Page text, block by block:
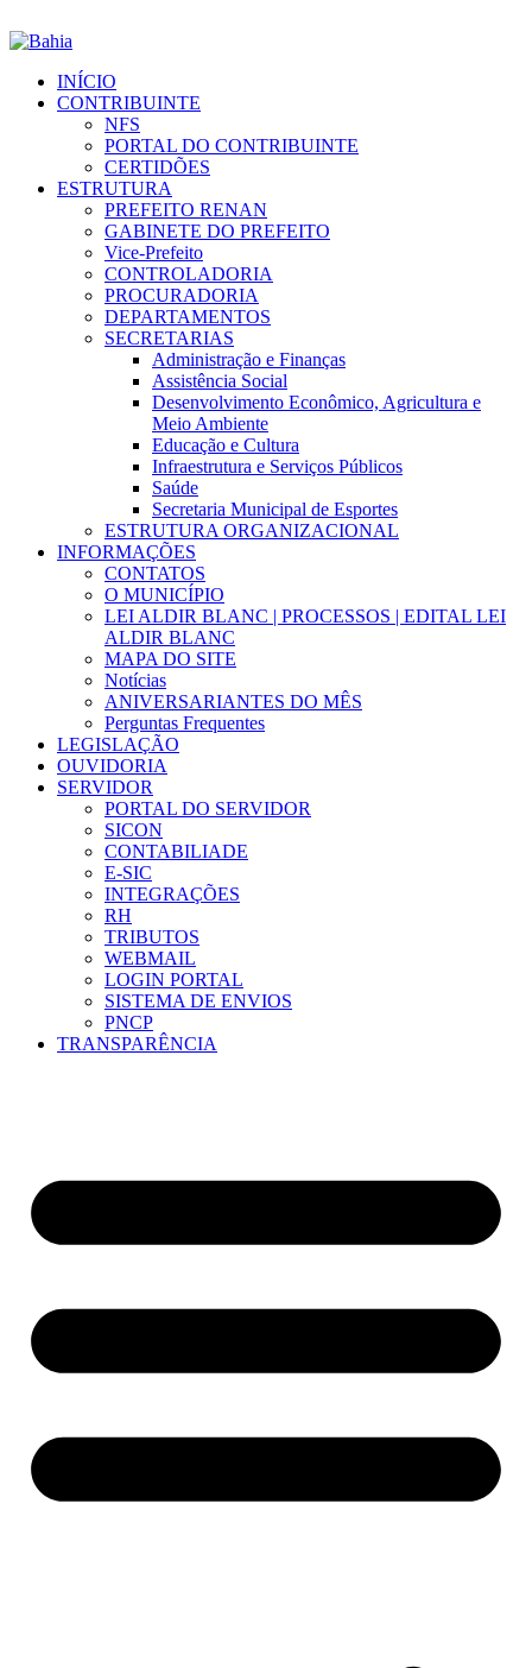
INÍCIO
CONTRIBUINTE
NFS
PORTAL DO CONTRIBUINTE
CERTIDÕES
ESTRUTURA
PREFEITO RENAN
GABINETE DO PREFEITO
Vice-Prefeito
CONTROLADORIA
PROCURADORIA
DEPARTAMENTOS
SECRETARIAS
Administração e Finanças
Assistência Social
Desenvolvimento Econômico, Agricultura e
Meio Ambiente
Educação e Cultura
Infraestrutura e Serviços Públicos
Saúde
Secretaria Municipal de Esportes
ESTRUTURA ORGANIZACIONAL
INFORMAÇÕES
CONTATOS
O MUNICÍPIO
LEI ALDIR BLANC | PROCESSOS | EDITAL LEI
ALDIR BLANC
MAPA DO SITE
Notícias
ANIVERSARIANTES DO MÊS
Perguntas Frequentes
LEGISLAÇÃO
OUVIDORIA
SERVIDOR
PORTAL DO SERVIDOR
SICON
CONTABILIADE
E-SIC
INTEGRAÇÕES
RH
TRIBUTOS
WEBMAIL
LOGIN PORTAL
SISTEMA DE ENVIOS
PNCP
TRANSPARÊNCIA